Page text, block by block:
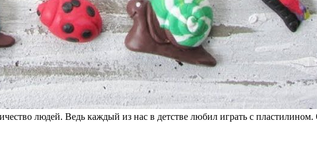
людей. Ведь каждый из нас в детстве любил играть с